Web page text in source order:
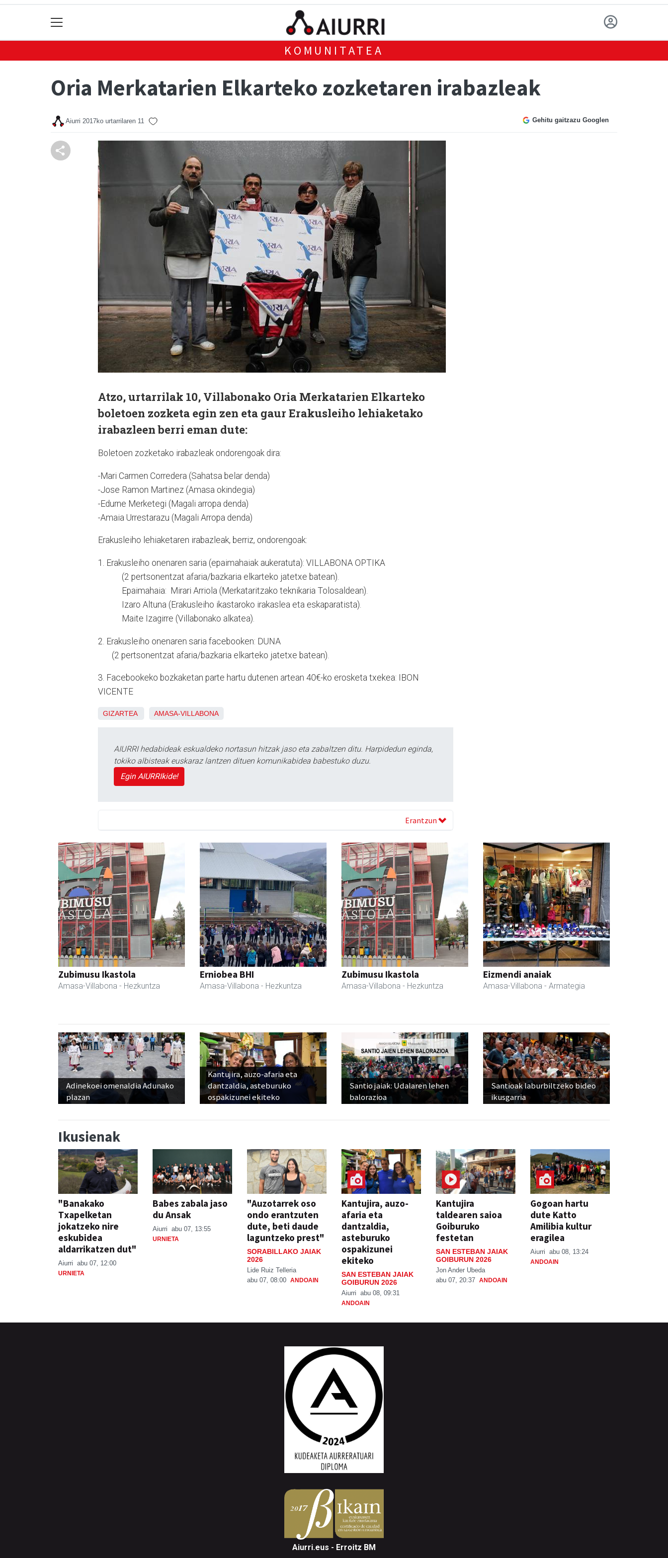
KOMUNITATEA
Oria Merkatarien Elkarteko zozketaren irabazleak
Aiurri 2017ko urtarrilaren 11 Gehitu gaitzazu Googlen
Atzo, urtarrilak 10, Villabonako Oria Merkatarien Elkarteko
boletoen zozketa egin zen eta gaur Erakusleiho lehiaketako
irabazleen berri eman dute:
Boletoen zozketako irabazleak ondorengoak dira:
-Mari Carmen Corredera (Sahatsa belar denda)
-Jose Ramon Martinez (Amasa okindegia)
-Edurne Merketegi (Magali arropa denda)
-Amaia Urrestarazu (Magali Arropa denda)
Erakusleiho lehiaketaren irabazleak, berriz, ondorengoak:
1. Erakusleiho onenaren saria (epaimahaiak aukeratuta): VILLABONA OPTIKA
(2 pertsonentzat afaria/bazkaria elkarteko jatetxe batean).
Epaimahaia: Mirari Arriola (Merkataritzako teknikaria Tolosaldean).
Izaro Altuna (Erakusleiho ikastaroko irakaslea eta eskaparatista).
Maite Izagirre (Villabonako alkatea).
2. Erakusleiho onenaren saria facebooken: DUNA
(2 pertsonentzat afaria/bazkaria elkarteko jatetxe batean).
3. Facebookeko bozkaketan parte hartu dutenen artean 40€-ko erosketa txekea: IBON
VICENTE
GIZARTEA AMASA-VILLABONA
AIURRI hedabideak eskualdeko nortasun hitzak jaso eta zabaltzen ditu. Harpidedun eginda,
tokiko albisteak euskaraz lantzen dituen komunikabidea babestuko duzu.
Egin AIURRIkide!
Erantzun
Zubimusu Ikastola
Amasa-Villabona - Hezkuntza
Erniobea BHI
Amasa-Villabona - Hezkuntza
Zubimusu Ikastola
Amasa-Villabona - Hezkuntza
Eizmendi anaiak
Amasa-Villabona - Armategia
Adinekoei omenaldia Adunako
plazan
Kantujira, auzo-afaria eta
dantzaldia, asteburuko
ospakizunei ekiteko
Santio jaiak: Udalaren lehen
balorazioa
Santioak laburbiltzeko bideo
ikusgarria
Ikusienak
"Banakako
Txapelketan
jokatzeko nire
eskubidea
aldarrikatzen dut"
Aiurri abu 07, 12:00
URNIETA
Babes zabala jaso
du Ansak
Aiurri abu 07, 13:55
URNIETA
"Auzotarrek oso
ondo erantzuten
dute, beti daude
laguntzeko prest"
SORABILLAKO JAIAK
2026
Lide Ruiz Telleria
abu 07, 08:00 ANDOAIN
Kantujira, auzo-
afaria eta
dantzaldia,
asteburuko
ospakizunei
ekiteko
SAN ESTEBAN JAIAK
GOIBURUN 2026
Aiurri abu 08, 09:31
ANDOAIN
Kantujira
taldearen saioa
Goiburuko
festetan
SAN ESTEBAN JAIAK
GOIBURUN 2026
Jon Ander Ubeda
abu 07, 20:37 ANDOAIN
Gogoan hartu
dute Katto
Amilibia kultur
eragilea
Aiurri abu 08, 13:24
ANDOAIN
Aiurri.eus - Erroitz BM